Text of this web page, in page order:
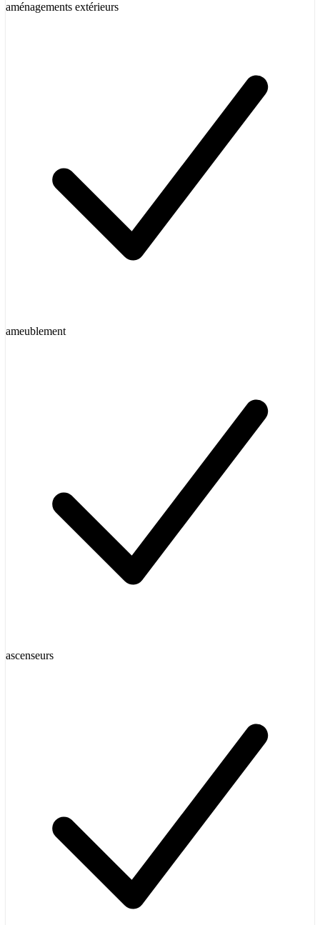
aménagements extérieurs
ameublement
ascenseurs